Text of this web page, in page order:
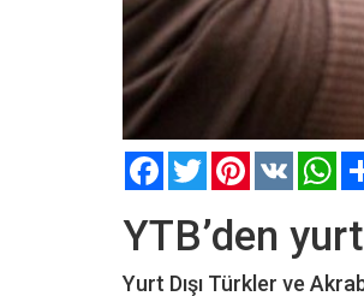
FacebookTwitterPinterest
VK
YTB’den
Yurt Dışı Türkler ve